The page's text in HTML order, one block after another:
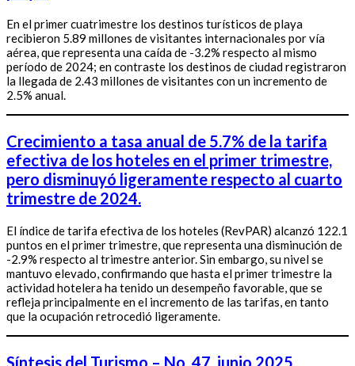
En el primer cuatrimestre los destinos turísticos de playa
recibieron 5.89 millones de visitantes internacionales por vía
aérea, que representa una caída de -3.2% respecto al mismo
período de 2024; en contraste los destinos de ciudad registraron
la llegada de 2.43 millones de visitantes con un incremento de
2.5% anual.
Crecimiento a tasa anual de 5.7% de la tarifa
efectiva de los hoteles en el primer trimestre,
pero disminuyó ligeramente respecto al cuarto
trimestre de 2024.
El índice de tarifa efectiva de los hoteles (RevPAR) alcanzó 122.1
puntos en el primer trimestre, que representa una disminución de
-2.9% respecto al trimestre anterior. Sin embargo, su nivel se
mantuvo elevado, confirmando que hasta el primer trimestre la
actividad hotelera ha tenido un desempeño favorable, que se
refleja principalmente en el incremento de las tarifas, en tanto
que la ocupación retrocedió ligeramente.